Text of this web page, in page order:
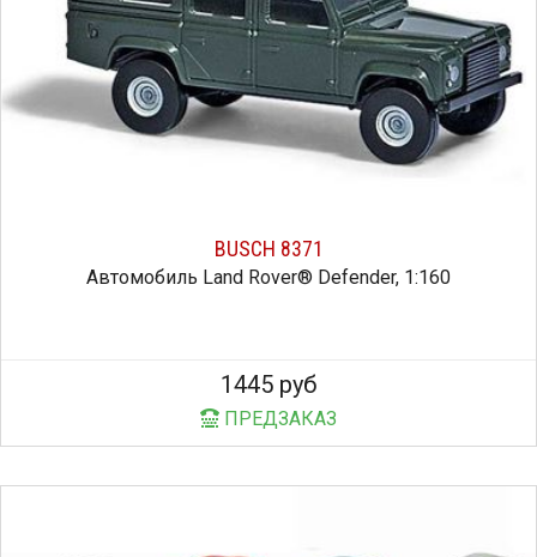
BUSCH 8371
Автомобиль Land Rover® Defender, 1:160
1445 руб
ПРЕДЗАКАЗ